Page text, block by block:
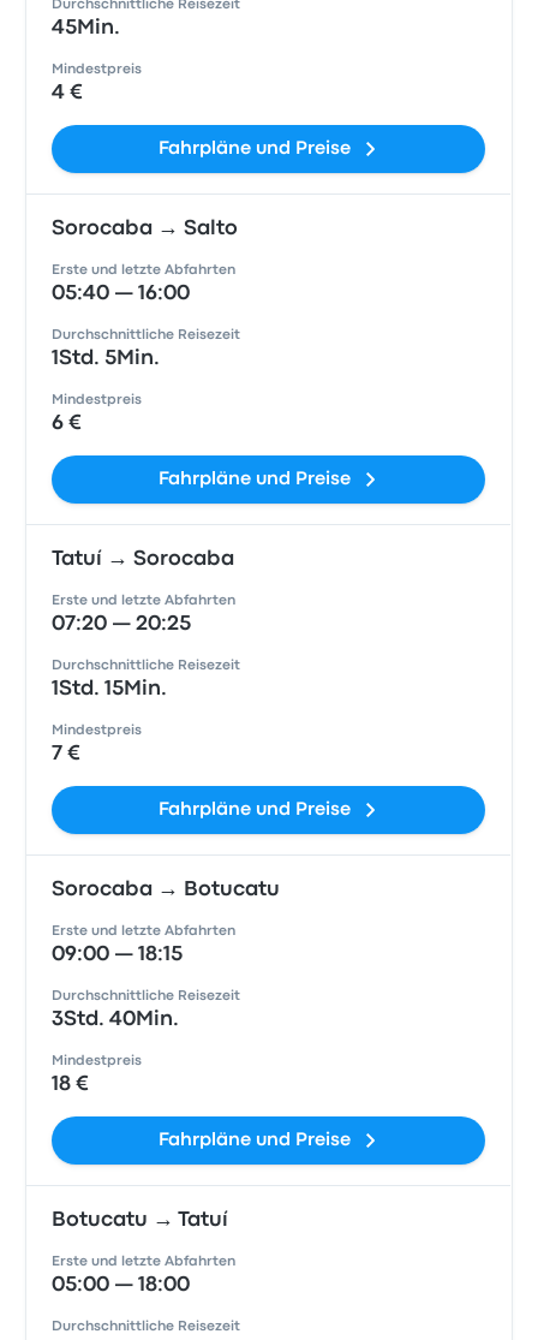
Durchschnittliche Reisezeit
45Min.
Mindestpreis
4 €
Fahrpläne und Preise
Sorocaba → Salto
Erste und letzte Abfahrten
05:40 — 16:00
Durchschnittliche Reisezeit
1Std. 5Min.
Mindestpreis
6 €
Fahrpläne und Preise
Tatuí → Sorocaba
Erste und letzte Abfahrten
07:20 — 20:25
Durchschnittliche Reisezeit
1Std. 15Min.
Mindestpreis
7 €
Fahrpläne und Preise
Sorocaba → Botucatu
Erste und letzte Abfahrten
09:00 — 18:15
Durchschnittliche Reisezeit
3Std. 40Min.
Mindestpreis
18 €
Fahrpläne und Preise
Botucatu → Tatuí
Erste und letzte Abfahrten
05:00 — 18:00
Durchschnittliche Reisezeit